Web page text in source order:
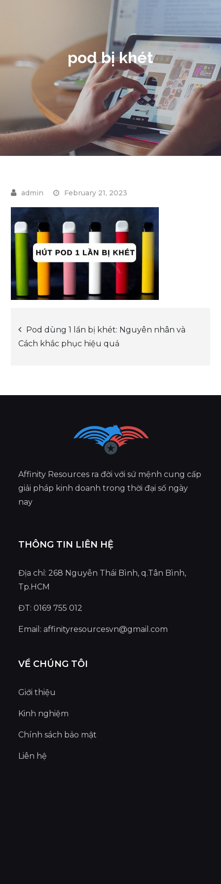
pod bị khét
February 21, 2023
Post
Pod dùng 1 lần bị khét: Nguyên nhân và
Cách khắc phục hiệu quả
Affinity Resources ra đời với sứ mệnh cung cấp
giải pháp kinh doanh trong thời đại số ngày
nay
THÔNG TIN LIÊN HỆ
Địa chỉ: 268 Nguyễn Thái Bình, q.Tân Bình,
Tp.HCM
ĐT: 0169 755 012
Email:affinityresourcesvn@gmail.com
VỀ CHÚNG TÔI
Giới thiệu
Kinh nghiệm
Chính sách bảo mật
Liên hệ